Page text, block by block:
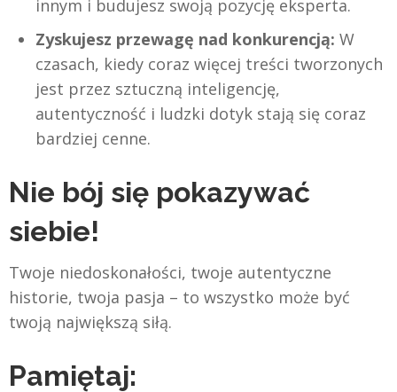
innym i budujesz swoją pozycję eksperta.
Zyskujesz przewagę nad konkurencją: W
czasach, kiedy coraz więcej treści tworzonych
jest przez sztuczną inteligencję,
autentyczność i ludzki dotyk stają się coraz
bardziej cenne.
Nie bój się pokazywać
siebie!
Twoje niedoskonałości, twoje autentyczne
historie, twoja pasja – to wszystko może być
twoją największą siłą.
Pamiętaj: